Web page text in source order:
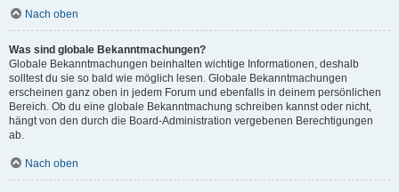
Nach oben
Was sind globale Bekanntmachungen?
Globale Bekanntmachungen beinhalten wichtige Informationen, deshalb
solltest du sie so bald wie möglich lesen. Globale Bekanntmachungen
erscheinen ganz oben in jedem Forum und ebenfalls in deinem persönlichen
Bereich. Ob du eine globale Bekanntmachung schreiben kannst oder nicht,
hängt von den durch die Board-Administration vergebenen Berechtigungen
ab.
Nach oben